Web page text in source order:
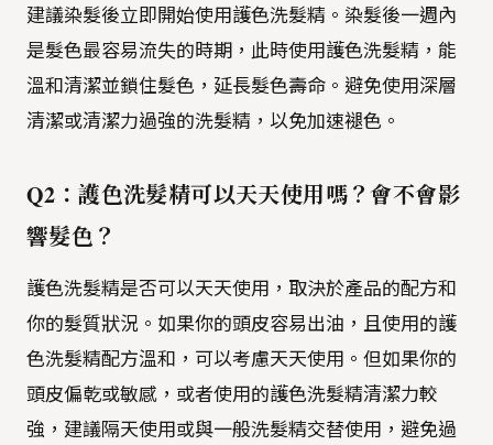
建議染髮後立即開始使用護色洗髮精。染髮後一週內
是髮色最容易流失的時期，此時使用護色洗髮精，能
溫和清潔並鎖住髮色，延長髮色壽命。避免使用深層
清潔或清潔力過強的洗髮精，以免加速褪色。
Q2：護色洗髮精可以天天使用嗎？會不會影
響髮色？
護色洗髮精是否可以天天使用，取決於產品的配方和
你的髮質狀況。如果你的頭皮容易出油，且使用的護
色洗髮精配方溫和，可以考慮天天使用。但如果你的
頭皮偏乾或敏感，或者使用的護色洗髮精清潔力較
強，建議隔天使用或與一般洗髮精交替使用，避免過